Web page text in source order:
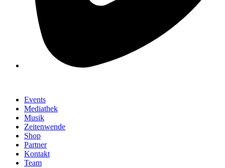
Events
Mediathek
Musik
Zeitenwende
Shop
Partner
Kontakt
Team